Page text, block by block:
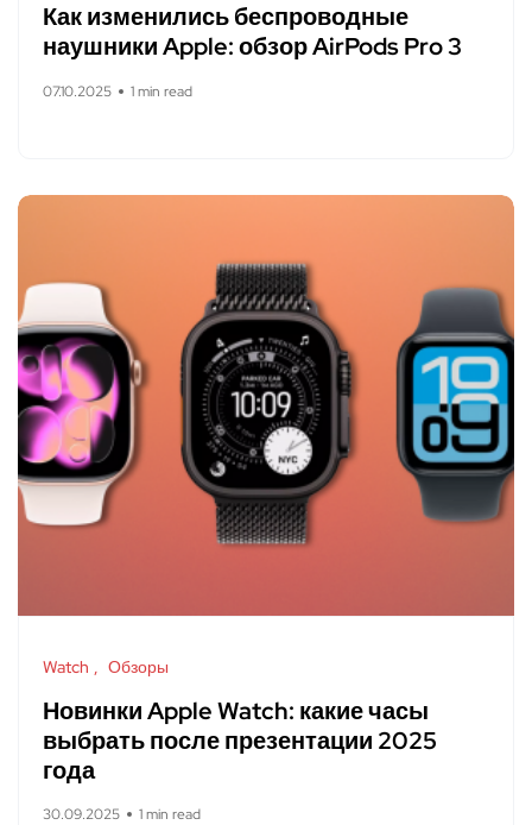
Как изменились беспроводные
наушники Apple: обзор AirPods Pro 3
07.10.2025 1 min read
Watch Обзоры
Новинки Apple Watch: какие часы
выбрать после презентации 2025
года
30.09.2025 1 min read